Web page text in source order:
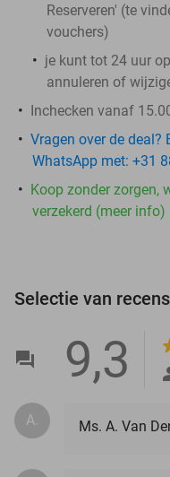
Reserveren' (te
vouchers)
je kunt tot 24 uur
annuleren of
Inchecken vanaf
Vragen over de deal?
WhatsApp met: +31
Koop zonder zorgen,
verzekerd (meer info)
Selectie van
9,3
A. Ms. A. Van